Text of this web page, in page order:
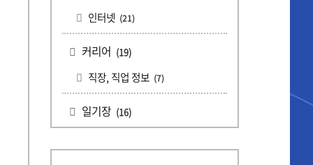
인터넷 (21)
커리어 (19)
직장, 직업 정보 (7)
일기장 (16)